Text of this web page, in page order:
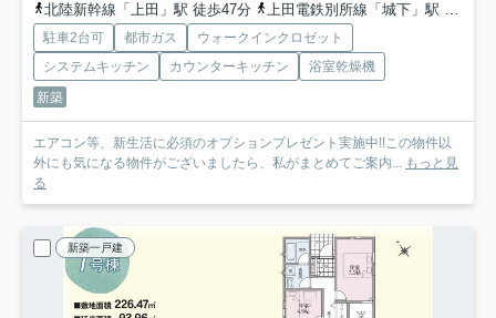
北陸新幹線「上田」駅 徒歩47分
上田電鉄別所線「城下」駅 徒歩62分
駐車2台可 都市ガス
ウォークインクロゼット
システムキッチン
カウンターキッチン
浴室乾燥機
新築
エアコン等、新生活に必須のオプションプレゼント実施中!!この物件以
外にも気になる物件がございましたら、私がまとめてご案内... もっと見
る
新築一戸建